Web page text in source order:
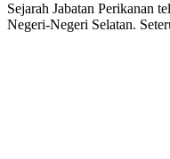
Sejarah Jabatan Perikanan
Negeri-Negeri Selatan.